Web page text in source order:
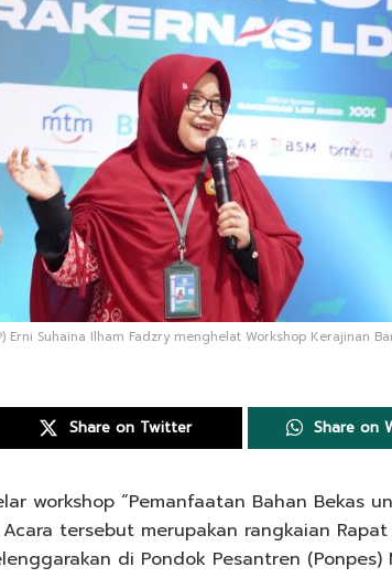
Erni Suhaina Ilham Fadzry menghelat Workshop Kerajinan
Share on Twitter Share on
workshop “Pemanfaatan Bahan Bekas
tersebut merupakan rangkaian
di Pondok Pesantren (Ponpes)